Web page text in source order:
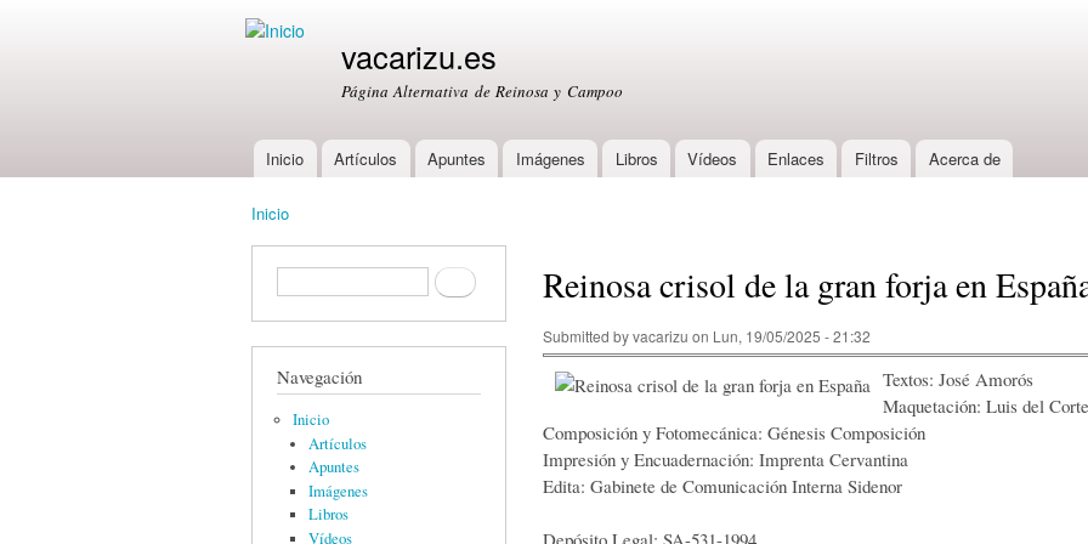
vacarizu.es
Página Alternativa de Reinosa y Campoo
Main menu
Inicio Artículos Apuntes Imágenes Libros Vídeos Enlaces Filtros Acerca de
Inicio
Formulario de búsquedaBuscar
Navegación
Inicio
Artículos
Apuntes
Imágenes
Libros
Vídeos
Reinosa crisol de la gran forja en
Submitted byvacarizu on Lun, 19/05/2025 - 21:32
Textos: José Amorós
Maquetación: Luis del Corte
Composición y Fotomecánica: Génesis Composición
Impresión y Encuadernación: Imprenta Cervantina
Edita: Gabinete de Comunicación Interna Sidenor